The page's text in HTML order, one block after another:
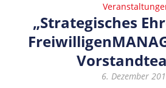
„Strategisches
6. Dezember